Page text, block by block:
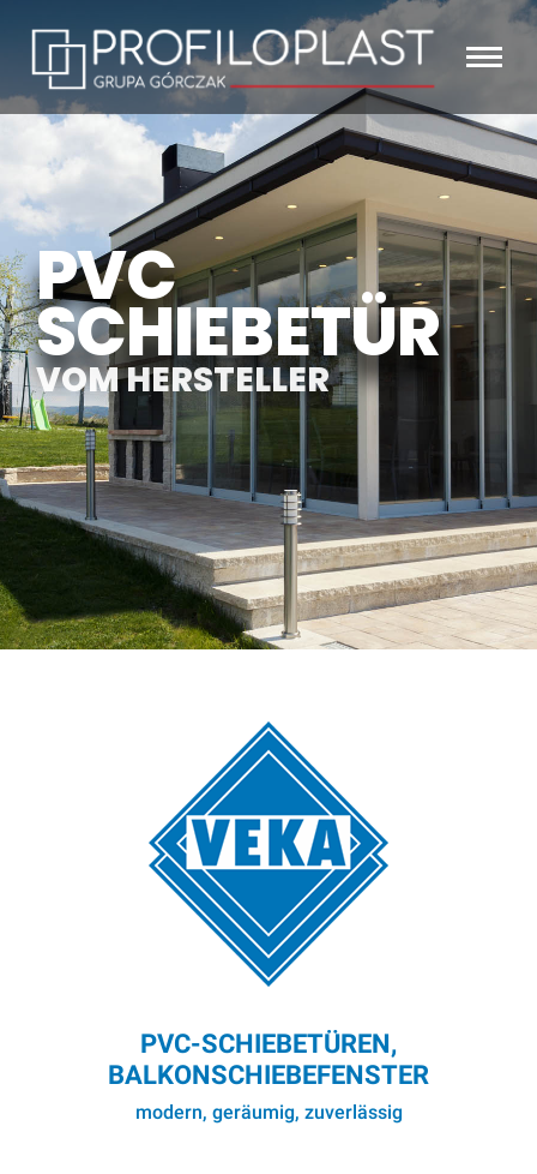
PVC
SCHIEBETÜR
VOM HERSTELLER
PVC-SCHIEBETÜREN,
BALKONSCHIEBEFENSTER
modern, geräumig, zuverlässig